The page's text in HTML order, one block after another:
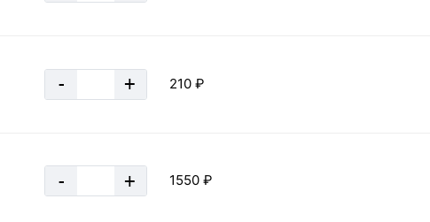
- + 210 ₽
- + 1550 ₽